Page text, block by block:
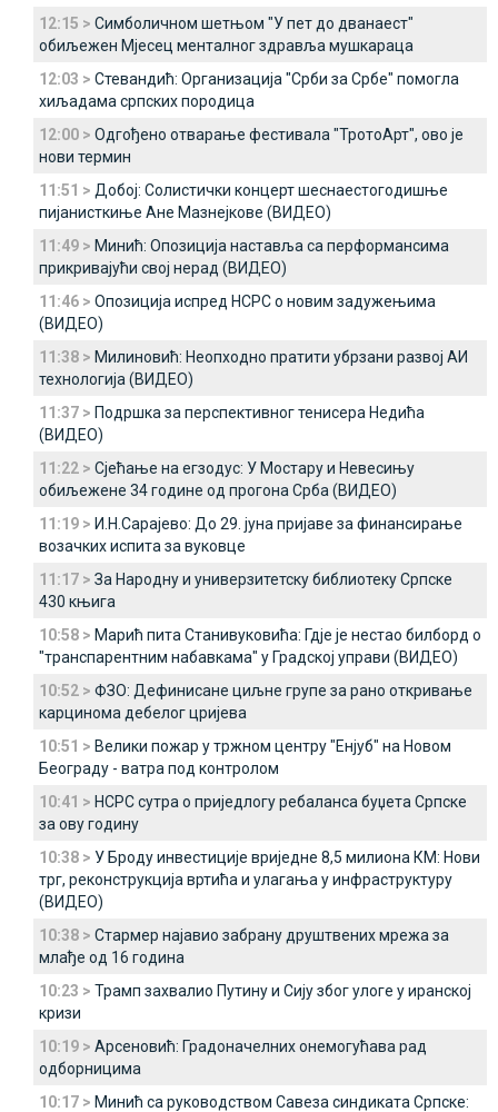
12:15 > Симболичном шетњом "У пет до дванаест"
обиљежен Мјесец менталног здравља мушкараца
12:03 > Стевандић: Организација "Срби за Србе" помогла
хиљадама српских породица
12:00 > Одгођено отварање фестивала "ТротоАрт", ово је
нови термин
11:51 > Добој: Солистички концерт шеснаестогодишње
пијанисткиње Ане Мазнејкове (ВИДЕО)
11:49 > Минић: Опозиција наставља са перформансима
прикривајући свој нерад (ВИДЕО)
11:46 > Опозиција испред НСРС о новим задужењима
(ВИДЕО)
11:38 > Милиновић: Неопходно пратити убрзани развој АИ
технологија (ВИДЕО)
11:37 > Подршка за перспективног тенисера Недића
(ВИДЕО)
11:22 > Сјећање на егзодус: У Мостару и Невесињу
обиљежене 34 године од прогона Срба (ВИДЕО)
11:19 > И.Н.Сарајево: До 29. јуна пријаве за финансирање
возачких испита за вуковце
11:17 > За Народну и универзитетску библиотеку Српске
430 књига
10:58 > Марић пита Станивуковића: Гдје је нестао билборд о
"транспарентним набавкама" у Градској управи (ВИДЕО)
10:52 > ФЗО: Дефинисане циљне групе за рано откривање
карцинома дебелог цријева
10:51 > Велики пожар у тржном центру "Енјуб" на Новом
Београду - ватра под контролом
10:41 > НСРС сутра о приједлогу ребаланса буџета Српске
за ову годину
10:38 > У Броду инвестиције вриједне 8,5 милиона КМ: Нови
трг, реконструкција вртића и улагања у инфраструктуру
(ВИДЕО)
10:38 > Стармер најавио забрану друштвених мрежа за
млађе од 16 година
10:23 > Трамп захвалио Путину и Сију због улоге у иранској
кризи
10:19 > Арсеновић: Градоначелних онемогућава рад
одборницима
10:17 > Минић са руководством Савеза синдиката Српске: